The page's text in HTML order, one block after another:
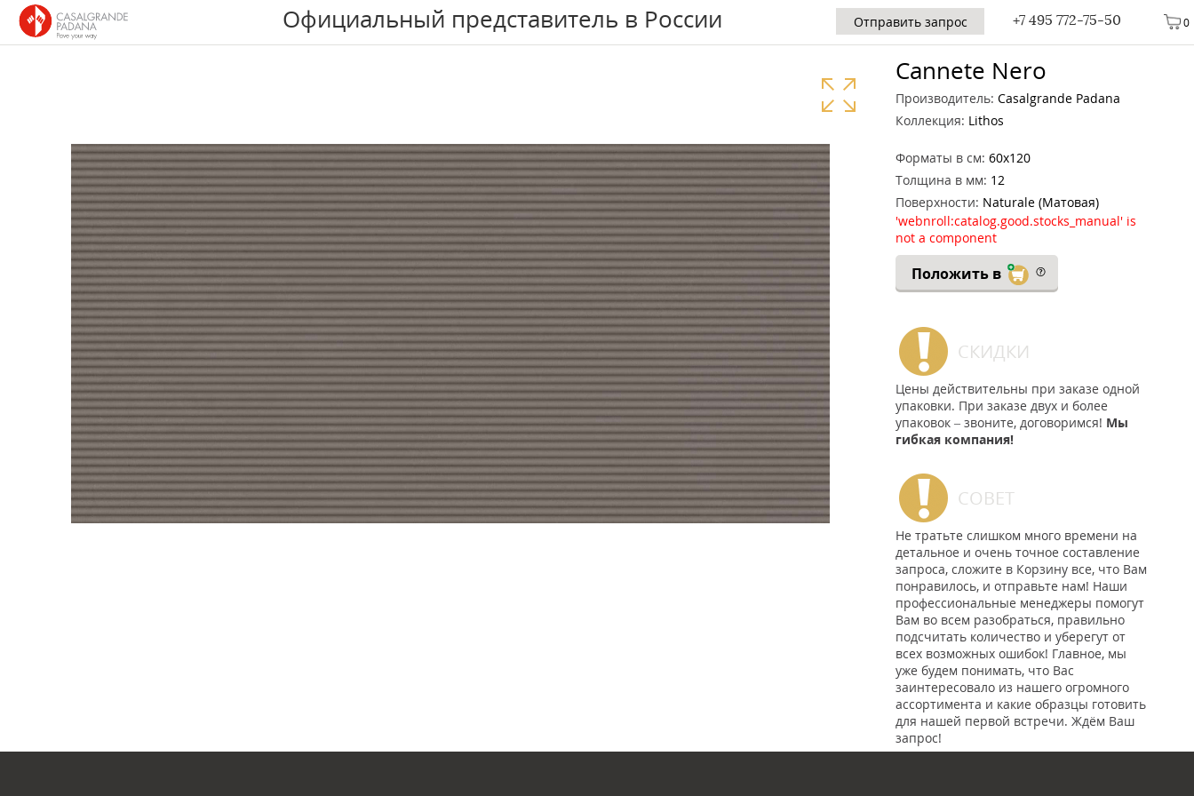
0
Официальный представитель в России +7 495 772-75-50
Отправить запрос
Cannete Nero
Производитель: Casalgrande Padana
Коллекция: Lithos
Форматы в см: 60x120
Толщина в мм: 12
Поверхности: Naturale (Матовая)
'webnroll:catalog.good.stocks_manual' is
not a component
Положить в
СКИДКИ
Цены действительны при заказе одной
упаковки. При заказе двух и более
упаковок – звоните, договоримся! Мы
гибкая компания!
СОВЕТ
Не тратьте слишком много времени на
детальное и очень точное составление
запроса, сложите в Корзину все, что Вам
понравилось, и отправьте нам! Наши
профессиональные менеджеры помогут
Вам во всем разобраться, правильно
подсчитать количество и уберегут от
всех возможных ошибок! Главное, мы
уже будем понимать, что Вас
заинтересовало из нашего огромного
ассортимента и какие образцы готовить
для нашей первой встречи. Ждём Ваш
запрос!